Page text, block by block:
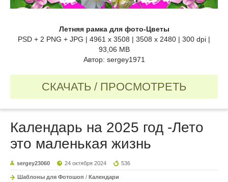
Летняя рамка для фото-Цветы
PSD + 2 PNG + JPG | 4961 x 3508 | 3508 x 2480 | 300 dpi |
93,06 MB
Автор: sergey1971
СКАЧАТЬ / ПРОСМОТРЕТЬ
Календарь на 2025 год -Лето
это маленькая жизнь
sergey23060 24 октября 2024 536
Шаблоны для Фотошоп / Календари